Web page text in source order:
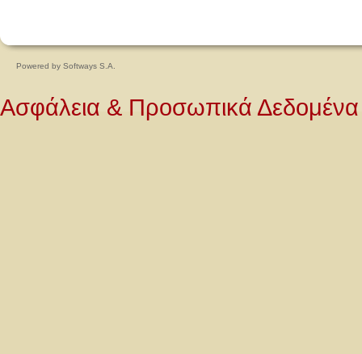
Powered by Softways S.A.
Ασφάλεια & Προσωπικά Δεδομένα